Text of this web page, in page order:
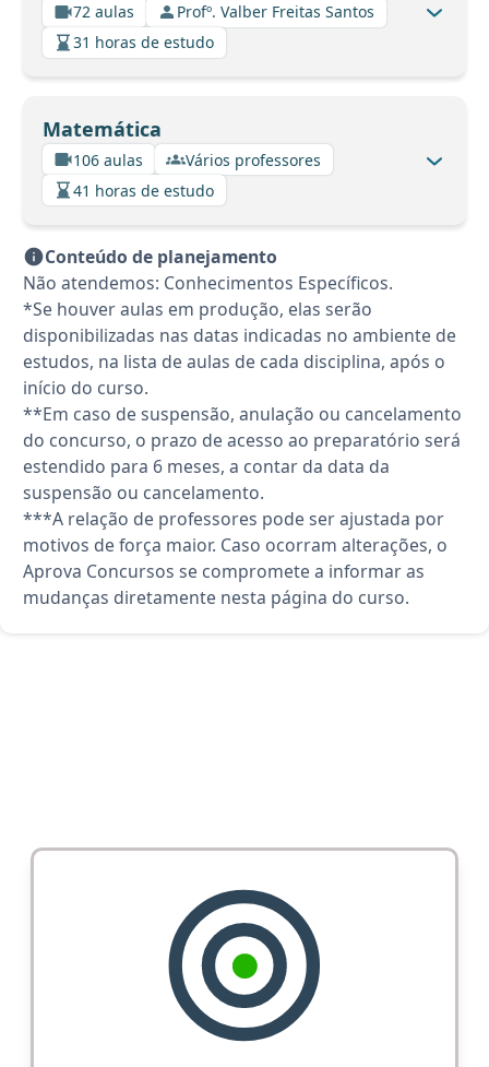
72 aulas
Profº. Valber Freitas Santos
31 horas de estudo
Matemática
106 aulas
Vários professores
41 horas de estudo
Conteúdo de planejamento
Não atendemos: Conhecimentos Específicos.
*Se houver aulas em produção, elas serão
disponibilizadas nas datas indicadas no ambiente de
estudos, na lista de aulas de cada disciplina, após o
início do curso.
**Em caso de suspensão, anulação ou cancelamento
do concurso, o prazo de acesso ao preparatório será
estendido para 6 meses, a contar da data da
suspensão ou cancelamento.
***A relação de professores pode ser ajustada por
motivos de força maior. Caso ocorram alterações, o
Aprova Concursos se compromete a informar as
mudanças diretamente nesta página do curso.